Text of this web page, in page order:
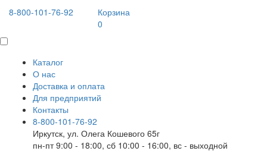
8-800-101-76-92
Корзина
0
Каталог
О нас
Доставка и оплата
Для предприятий
Контакты
8-800-101-76-92
Иркутск, ул. Олега Кошевого 65г
пн-пт 9:00 - 18:00, сб 10:00 - 16:00, вс - выходной